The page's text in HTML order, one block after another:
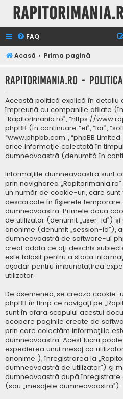
FAQ
Acasă Prima pagină
Rapitorimania.ro -
Această politică explică în detaliu
împreună cu companiile afliate (în
“Rapitorimania.ro”, “https://
phpBB (în continuare “ei”, “lor”,
“www.phpbb.com”, “phpBB
orice informaţie colectată în
dumneavoastră (denumită în
Informaţiile dumneavoastră sunt
prin navigharea
un număr de cookie-uri, care
descărcate în fişierele temporare
dumneavoastră. Primele două
de utilizator (denumit „user-id”)
anonime (denumit „session-id”),
dumneavoastră de software-ul
creat odată ce aţi deschis
este folosit pentru a stoca
aşadar pentru îmbunătăţirea
utilizator.
De asemenea, se crează cookie-
phpBB în timp ce navigaţi pe
sunt în afara scopului acestui
acopere paginile create de
prin care colectăm informaţiile
dumneavoastră. Acest lucru
expedierea unui mesaj ca
anonime”), înregistrarea la
dumneavoastră de utilizator”) şi
dumneavoastră după
(sau „mesajele dumneavoastră”).